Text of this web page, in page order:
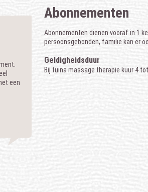
Abonnementen
Abonnementen dienen vooraf in 1
persoonsgebonden, familie kan er
Geldigheidsduur
Bij tuina massage therapie kuur 4
een